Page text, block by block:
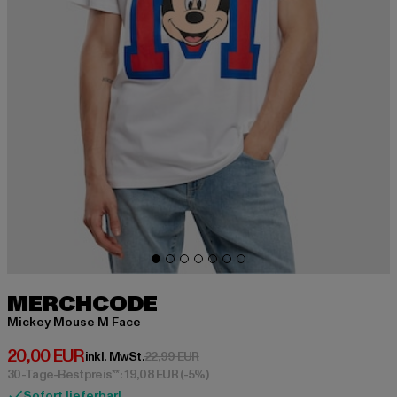
MERCHCODE
Mickey Mouse M Face
20,00 EUR
Derzeitiger Preis: 20,00 EUR
inkl. MwSt.22,99 EURAktionspreis: 22,99 EUR
30-Tage-Bestpreis**: 19,08 EUR(-5%)